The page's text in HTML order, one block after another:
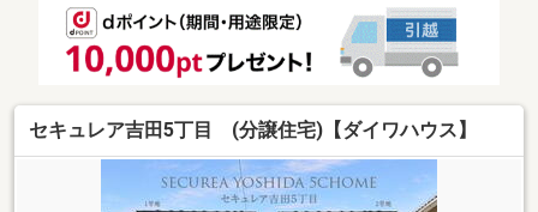
セキュレア吉田5丁目 (分譲住宅)【ダイワハウス】